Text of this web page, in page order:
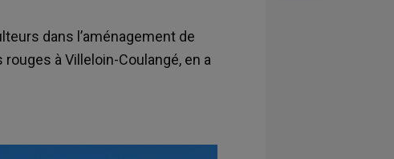
dans l’aménagement de
à Villeloin-Coulangé, en a